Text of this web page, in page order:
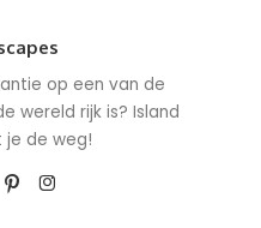
op een van de
wereld rijk is? Island
je de weg!